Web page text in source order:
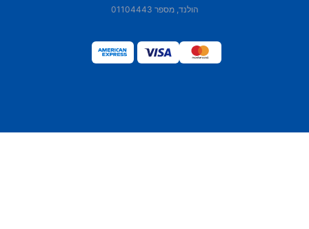
הולנד, מספר 01104443